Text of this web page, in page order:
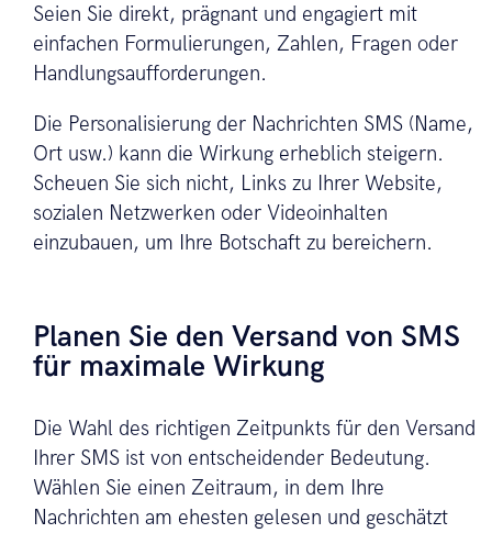
Seien Sie direkt, prägnant und engagiert mit
einfachen Formulierungen, Zahlen, Fragen oder
Handlungsaufforderungen.
Die Personalisierung der Nachrichten SMS (Name,
Ort usw.) kann die Wirkung erheblich steigern.
Scheuen Sie sich nicht, Links zu Ihrer Website,
sozialen Netzwerken oder Videoinhalten
einzubauen, um Ihre Botschaft zu bereichern.
Planen Sie den Versand von SMS
für maximale Wirkung
Die Wahl des richtigen Zeitpunkts für den Versand
Ihrer SMS ist von entscheidender Bedeutung.
Wählen Sie einen Zeitraum, in dem Ihre
Nachrichten am ehesten gelesen und geschätzt